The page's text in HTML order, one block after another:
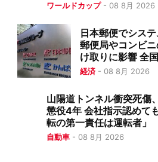
ワールドカップ- 08 8月 2026
日本郵便でシステ
郵便局やコンビ
け取りに影響 全
経済 - 08 8月 2026
山陽道トンネル衝突死傷
懲役4年 会社指示認めて
転の第一責任は運転者」
自動車 -08 8月 2026